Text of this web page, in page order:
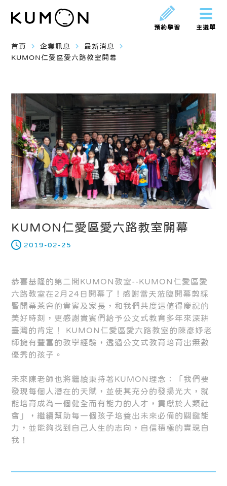
主選單
預約學習
首頁 navigate_next 企業訊息 navigate_next 最新消息 navigate_next
KUMON仁愛區愛六路教室開幕
KUMON仁愛區愛六路教室開幕
2019-02-25
恭喜基隆的第二間KUMON教室--KUMON仁愛區愛
六路教室在2月24日開幕了！感謝當天蒞臨開幕剪綵
暨開幕茶會的貴賓及家長，和我們共度這值得慶祝的
美好時刻，更感謝貴賓們給予公文式教育多年來深耕
臺灣的肯定！ KUMON仁愛區愛六路教室的陳彥妤老
師擁有豐富的教學經驗，透過公文式教育培育出無數
優秀的孩子。
未來陳老師也將繼續秉持著KUMON理念：「我們要
發現每個人潛在的天賦，並使其充分的發揚光大，就
能培育成為一個健全而有能力的人才，貢獻於人類社
會」，繼續幫助每一個孩子培養出未來必備的關鍵能
力，並能夠找到自己人生的志向，自信積極的實現自
我！